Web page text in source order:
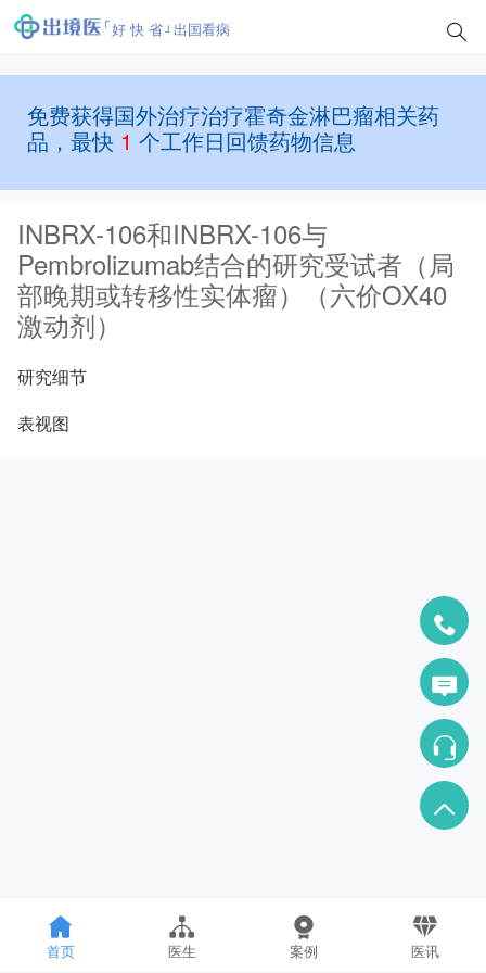
好 快 省 出国看病
免费获得国外治疗治疗霍奇金淋巴瘤相关药
品，最快 1 个工作日回馈药物信息
INBRX-106和INBRX-106与
Pembrolizumab结合的研究受试者（局
部晚期或转移性实体瘤）（六价OX40
激动剂）
研究细节
表视图
首页 医生 案例 医讯